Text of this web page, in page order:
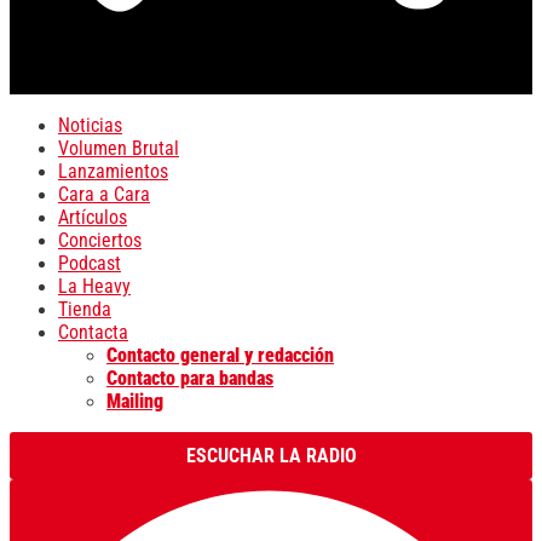
Noticias
Volumen Brutal
Lanzamientos
Cara a Cara
Artículos
Conciertos
Podcast
La Heavy
Tienda
Contacta
Contacto general y redacción
Contacto para bandas
Mailing
ESCUCHAR LA RADIO